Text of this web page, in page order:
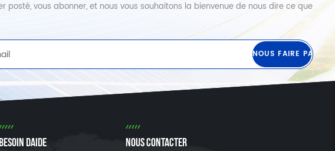
posté, vous abonner, et nous vous souhaitons la bienvenue de nous dire ce que
DAIDE NOUS CONTACTER